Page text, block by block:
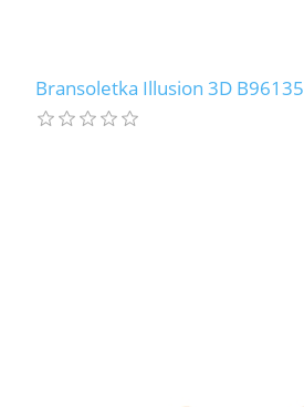
Bransoletka Illusion 3D B96135